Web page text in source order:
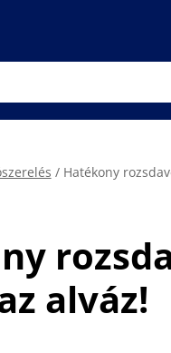
/ Hatékony
alváz!